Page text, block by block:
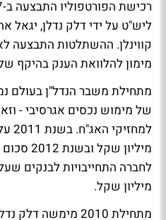
ליש"ט על ידי דלק נדלן, יגאל
קווינלן. ההשתלטות התבצעה
מימון להלוואת הענק בהיקף של 700 מיליון
מתחילת משבר הנדל"ן בעולם
של מימוש נכסים אגרסיבי -
מיליון שקל.